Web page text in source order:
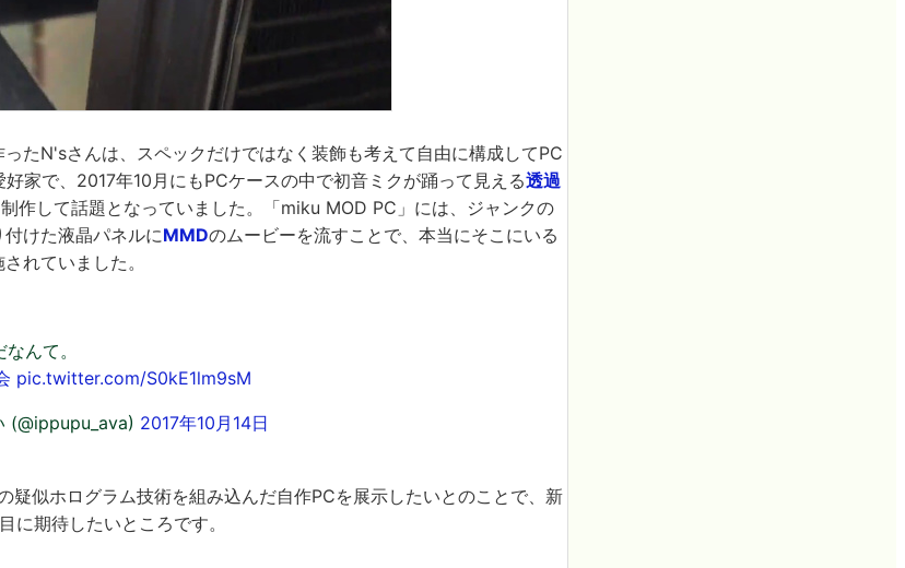
たN'sさんは、スペックだけではなく装飾も考えて自由に構成してPC
家で、2017年10月にもPCケースの中で初音ミクが踊って見える透過
作して話題となっていました。「miku MOD PC」には、ジャンクの
けた液晶パネルにMMDのムービーを流すことで、本当にそこにいる
れていました。
んて。
pic.twitter.com/S0kE1lm9sM
(@ippupu_ava) 2017年10月14日
疑似ホログラム技術を組み込んだ自作PCを展示したいとのことで、新
に期待したいところです。